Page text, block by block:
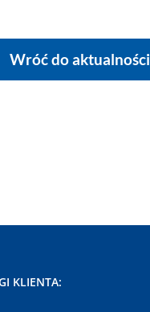
Wróć do aktualności
KLIENTA: